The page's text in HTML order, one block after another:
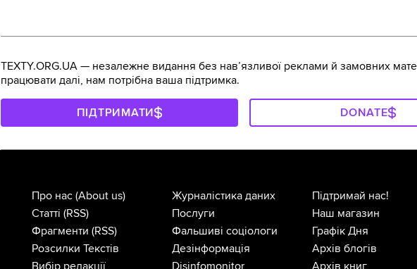
TEXTY.ORG.UA — незалежне видання без навʼязливої реклами й замовних
працювати далі, нам потрібна ваша підтримка.
ПІДТРИМАТИ DONATE
Про нас (About us)
Статті (RSS)
Фрагменти (RSS)
Розсилки Текстів
Вибір редакції
Журналістика даних
Послуги
Фальшиві соціологи
Дезінформація
Disinfomonitor
Підтримай нас!
Наш магазин
Графік Дня
Архів блогів
Архів книг